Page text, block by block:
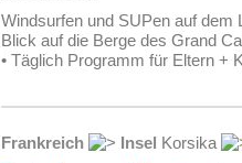
Windsurfen und SUPen auf dem
Blick auf die Berge des Grand
• Täglich Programm für Eltern +
Frankreich Insel Korsika